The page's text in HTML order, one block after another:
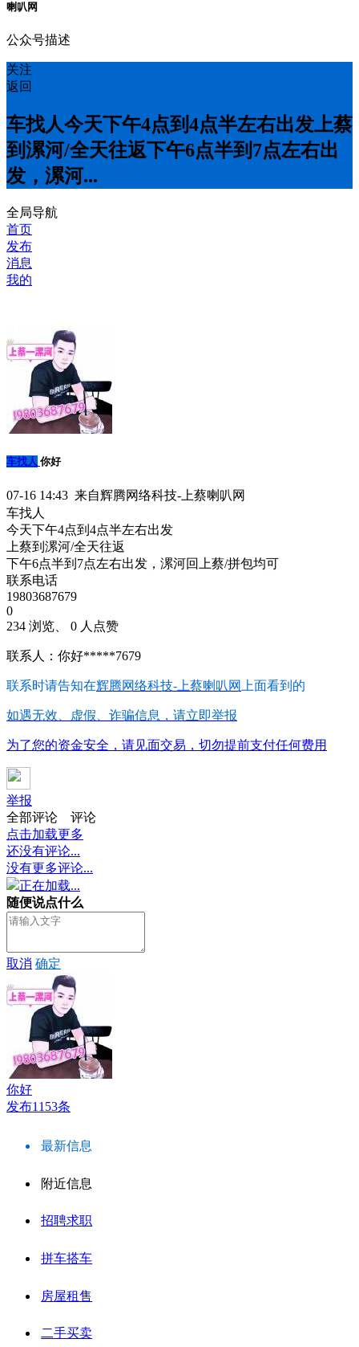
喇叭网
公众号描述
关注
返回
车找人今天下午4点到4点半左右出发上蔡
到漯河/全天往返下午6点半到7点左右出
发，漯河...
全局导航
首页
发布
消息
我的
车找人 你好
07-16 14:43 来自辉腾网络科技-上蔡喇叭网
车找人
今天下午4点到4点半左右出发
上蔡到漯河/全天往返
下午6点半到7点左右出发，漯河回上蔡/拼包均可
联系电话
19803687679
0
234 浏览、 0 人点赞
联系人：你好*****7679
联系时请告知在辉腾网络科技-上蔡喇叭网 上面看到的
如遇无效、虚假、诈骗信息，请立即举报
为了您的资金安全，请见面交易，切勿提前支付任何费用
举报
全部评论
评论
点击加载更多
还没有评论...
没有更多评论...
正在加载...
随便说点什么
取消 确定
你好
发布1153条
最新信息
附近信息
招聘求职
拼车搭车
房屋租售
二手买卖